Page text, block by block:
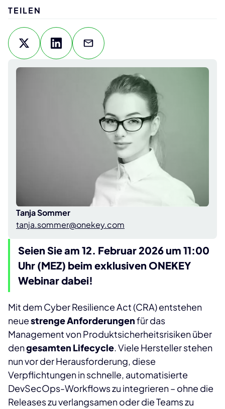
Tanja Sommer
tanja.sommer@onekey.com
Seien Sie am 12. Februar 2026 um 11:00
Uhr (MEZ) beim exklusiven ONEKEY
Webinar dabei!
Mit dem Cyber Resilience Act (CRA) entstehen
neuestrenge Anforderungenfür das
Management von Produktsicherheitsrisiken über
dengesamten Lifecycle. Viele Hersteller stehen
nun vor der Herausforderung, diese
Verpflichtungen in schnelle, automatisierte
DevSecOps-Workflows zu integrieren – ohne die
Releases zu verlangsamen oder die Teams zu
TEILEN